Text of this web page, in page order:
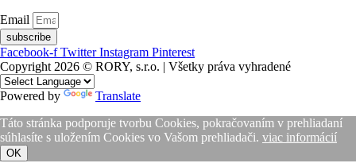
Email
subscribe
Facebook-f Twitter Instagram Pinterest
Copyright 2026 © RORY, s.r.o. | Všetky práva vyhradené
Powered by
Translate
Táto stránka podporuje tvorbu Cookies, pokračovaním v prehliadaní
súhlasíte s uložením Cookies vo Vašom prehliadači. viac informácií
OK